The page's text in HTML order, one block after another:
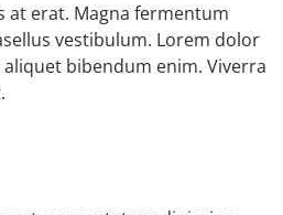
at erat. Magna fermentum
vestibulum. Lorem dolor
bibendum enim. Viverra